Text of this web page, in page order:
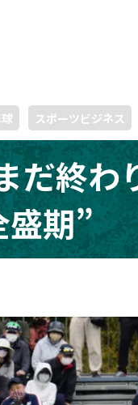
スポーツビジネス
だ終
期”